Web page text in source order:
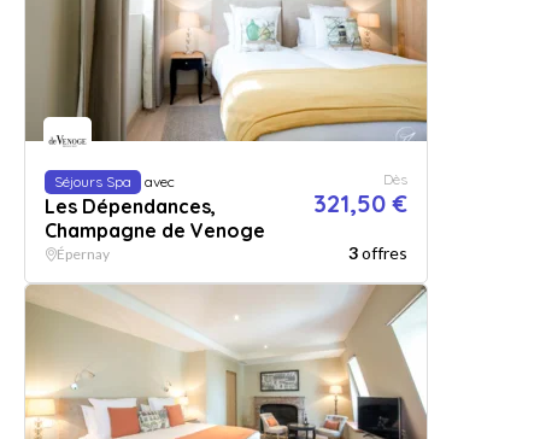
Séjours Spa avec
Les Dépendances,
Champagne de Venoge
Dès
321,50 €
Épernay 3offres